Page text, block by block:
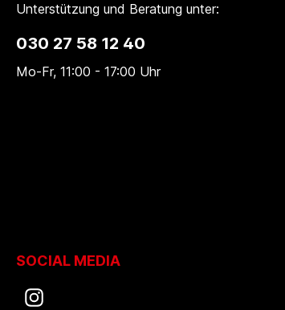
Unterstützung und Beratung unter:
030 27 58 12 40
Mo-Fr, 11:00 - 17:00 Uhr
SOCIAL MEDIA